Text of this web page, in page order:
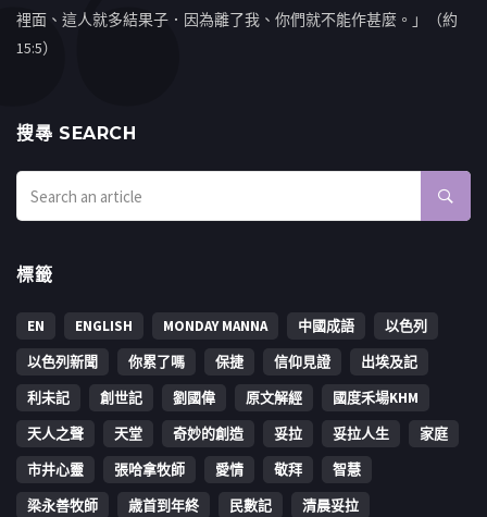
裡面、這人就多結果子．因為離了我、你們就不能作甚麼。」（約
15:5）
搜㝷 SEARCH
標籤
EN ENGLISH MONDAY MANNA 中國成語
以色列
以色列新聞
你累了嗎 保捷 信仰見證
出埃及記
利未記
創世記 劉國偉 原文解經
國度禾場KHM
天人之聲
天堂 奇妙的創造 妥拉 妥拉人生
家庭
市井心靈
張哈拿牧師 愛情 敬拜
智慧
梁永善牧師
歳首到年終 民數記 清晨妥拉